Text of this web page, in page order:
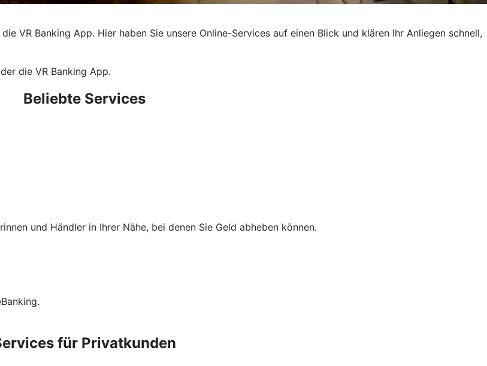
VR Banking App. Hier haben Sie unsere Online-Services auf einen Blick und klären Ihr Anliegen schnell,
die VR Banking App.
Beliebte Services
und Händler in Ihrer Nähe, bei denen Sie Geld abheben können.
für Privatkunden